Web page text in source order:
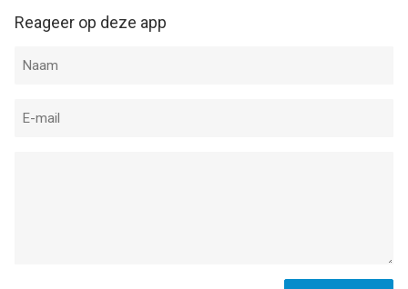
Reageer op deze app